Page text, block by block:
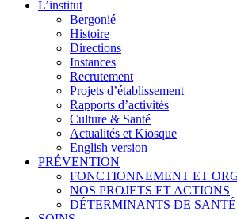
L’institut
Bergonié
Histoire
Directions
Instances
Recrutement
Projets d’établissement
Rapports d’activités
Culture & Santé
Actualités et Kiosque
English version
PRÉVENTION
FONCTIONNEMENT ET
NOS PROJETS ET ACTIONS
DÉTERMINANTS DE SANTÉ